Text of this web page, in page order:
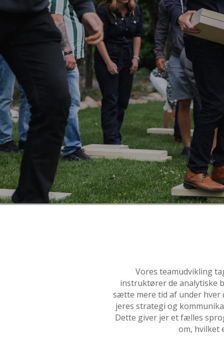
Vores teamudvikling
instruktører de analytiske
sætte mere tid af under hver
jeres strategi og
Dette giver jer et fælles
om, hvilket